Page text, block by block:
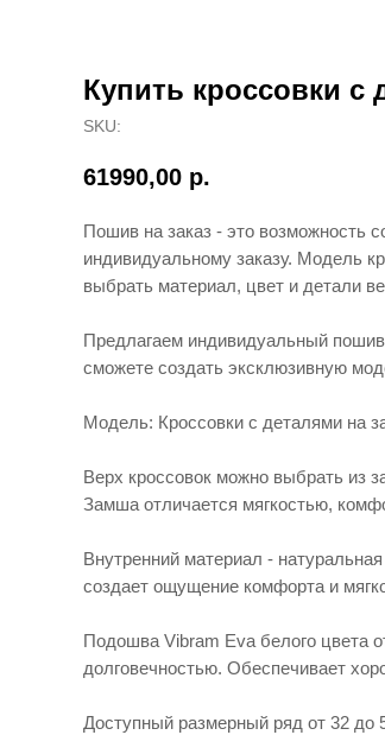
Купить кроссовки с
SKU:
61990,00 р.
Пошив на заказ - это возможность
индивидуальному заказу. Модель
выбрать материал, цвет и детали
Предлагаем индивидуальный
сможете создать эксклюзивную
Модель: Кроссовки с деталями на
Верх кроссовок можно выбрать из
Замша отличается мягкостью,
Внутренний материал -
создает ощущение комфорта и
Подошва Vibram Eva белого цвета
долговечностью. Обеспечивает
Доступный размерный ряд от 32